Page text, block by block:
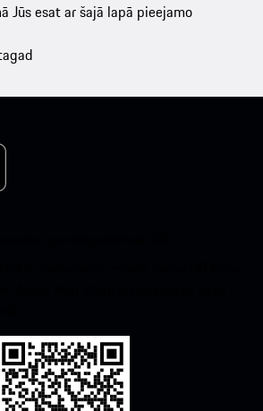
Jūs esat ar šajā lapā pieejamo